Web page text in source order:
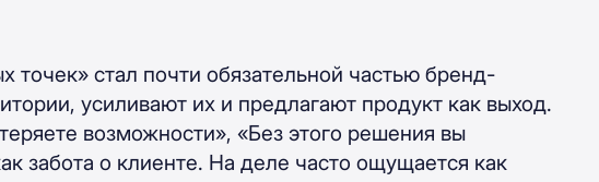
точек» стал почти обязательной частью бренд-
усиливают их и предлагают продукт как выход.
возможности», «Без этого решения вы
забота о клиенте. На деле часто ощущается как